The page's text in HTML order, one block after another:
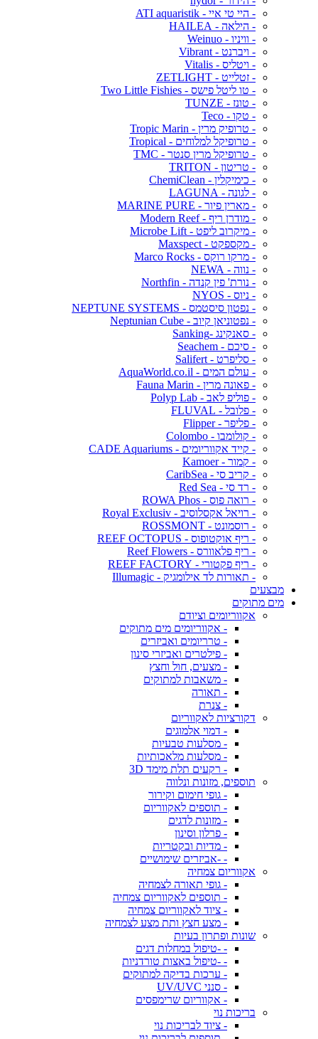
- היי טי איי - ATI aquaristik
- הילאה - HAILEA
- וויניו - Weinuo
- ויברנט - Vibrant
- ויטליס - Vitalis
- זטלייט - ZETLIGHT
- טו ליטל פישס - Two Little Fishies
- טונז - TUNZE
- טקו - Teco
- טרופיק מרין - Tropic Marin
- טרופיקל למלוחים - Tropical
- טרופיקל מרין סנטר - TMC
- טריטון - TRITON
- כימיקלין - ChemiClean
- לגונה - LAGUNA
- מארין פיור - MARINE PURE
- מודרן ריף - Modern Reef
- מיקרוב ליפט - Microbe Lift
- מקספקט - Maxspect
- מרקו רוקס - Marco Rocks
- נווה - NEWA
- נורת' פין קנדה - Northfin
- ניוס - NYOS
- נפטון סיסטמס - NEPTUNE SYSTEMS
- נפטוניאן קיוב - Neptunian Cube
- סאנקינג -Sanking
- סיכם - Seachem
- סליפרט - Salifert
- עולם המים - AquaWorld.co.il
- פאונה מרין - Fauna Marin
- פוליפ לאב - Polyp Lab
- פלובל - FLUVAL
- פליפר - Flipper
- קולומבו - Colombo
- קייד אקווריומים - CADE Aquariums
- קמור - Kamoer
- קריב סי - CaribSea
- רד סי - Red Sea
- רואה פוס - ROWA Phos
- רויאל אקסלוסיב - Royal Exclusiv
- רוסמונט - ROSSMONT
- ריף אוקטופוס - REEF OCTOPUS
- ריף פלאוורס - Reef Flowers
- ריף פקטורי - REEF FACTORY
- תאורות לד אילומגיק - Illumagic
מבצעים
מים מתוקים
אקווריומים וציודם
- אקווריומים מים מתוקים
- טרריומים ואביזרים
- פילטרים ואביזרי סינון
- מצעים, חול וחצץ
- משאבות למתוקים
- תאורה
- צנרת
דקורציות לאקווריום
- דמוי אלמוגים
- מסלעות טבעיות
- מסלעות מלאכותיות
- רקעים תלת מימד 3D
תוספים, מזונות ונלווה
- גופי חימום וקירור
- תוספים לאקווריום
- מזונות לדגים
- פרלון וסינון
- מדיות ובקטריות
- -אביזרים שימושיים
אקווריום צמחיה
- גופי תאורה לצמחיה
- תוספים לאקווריום צמחיה
- ציוד לאקווריום צמחיה
- מצע חצץ ותת מצע לצמחיה
שונות ופתרון בעיות
- -טיפול במחלות דגים
- -טיפול באצות טורדניות
- ערכות בדיקה למתוקים
- סנני UV/UVC
- אקווריום שרימפסים
בריכות נוי
- ציוד לבריכות נוי